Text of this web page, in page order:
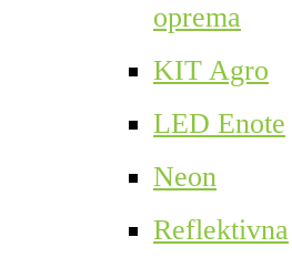
oprema
KIT Agro
LED Enote
Neon
Reflektivna